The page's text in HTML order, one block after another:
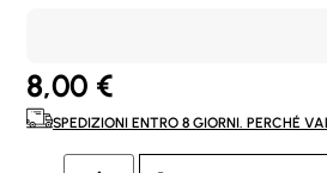
8,00 €
SPEDIZIONI ENTRO 8 GIORNI. PERCHÉ